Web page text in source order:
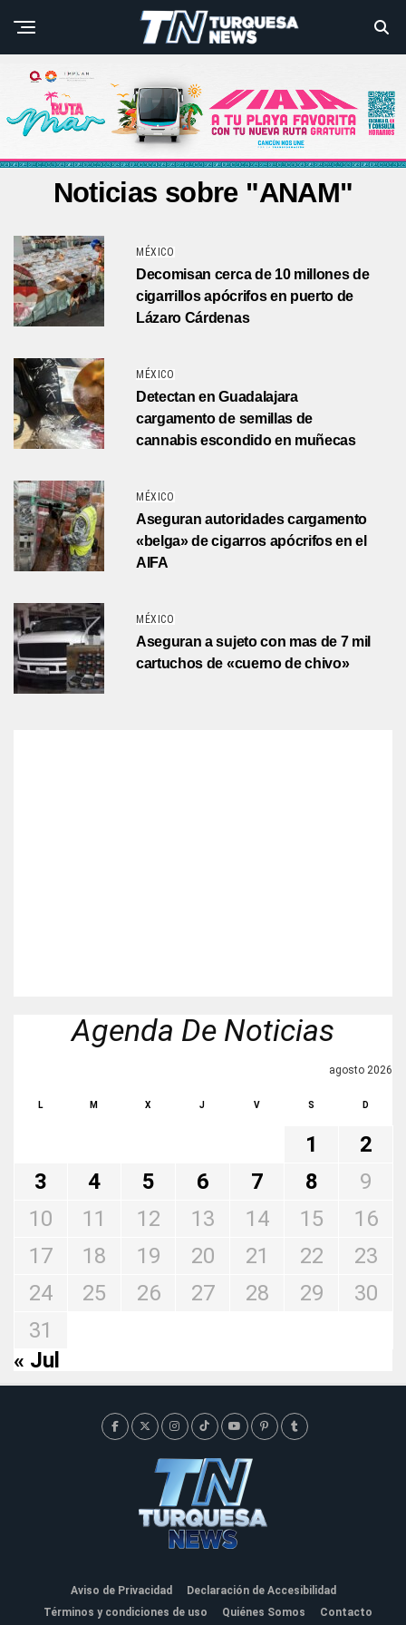
Noticias sobre "ANAM"
MÉXICO
Decomisan cerca de 10 millones de
cigarrillos apócrifos en puerto de
Lázaro Cárdenas
MÉXICO
Detectan en Guadalajara
cargamento de semillas de
cannabis escondido en muñecas
MÉXICO
Aseguran autoridades cargamento
«belga» de cigarros apócrifos en el
AIFA
MÉXICO
Aseguran a sujeto con mas de 7 mil
cartuchos de «cuerno de chivo»
Agenda De Noticias
agosto 2026
L M X J V S D
1
2
3
4 5 6 7 8
9
10
11 12 13 14 15
16
17
18 19 20 21 22
23
24
25 26 27 28 29
30
31
« Jul
Aviso de Privacidad
Declaración de Accesibilidad
Términos y condiciones de uso
Quiénes Somos Contacto